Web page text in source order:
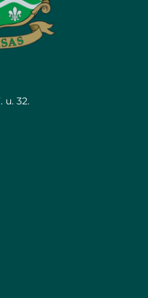
u. 32.